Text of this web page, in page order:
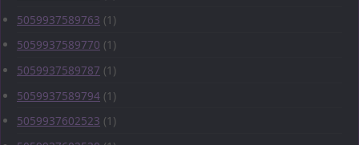
5059937589763 (1)
5059937589770 (1)
5059937589787 (1)
5059937589794 (1)
5059937602523 (1)